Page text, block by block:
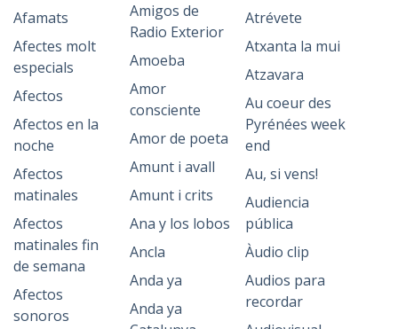
Afamats
Afectes molt
especials
Afectos
Afectos en la
noche
Afectos
matinales
Afectos
matinales fin
de semana
Afectos
sonoros
Amigos de
Radio Exterior
Amoeba
Amor
consciente
Amor de poeta
Amunt i avall
Amunt i crits
Ana y los lobos
Ancla
Anda ya
Anda ya
Atrévete
Atxanta la mui
Atzavara
Au coeur des
Pyrénées week
end
Au, si vens!
Audiencia
pública
Àudio clip
Audios para
recordar